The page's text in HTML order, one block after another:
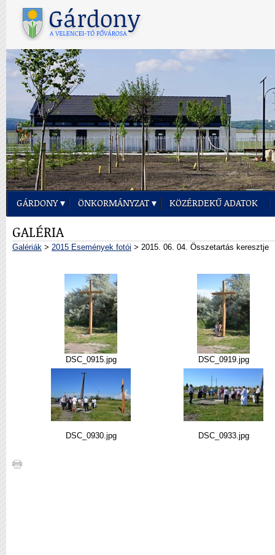
GÁRDONY ÖNKORMÁNYZAT KÖZÉRDEKŰ ADATOK
GALÉRIA
Galériák > 2015 Események fotói > 2015. 06. 04. Összetartás keresztje
DSC_0915.jpg DSC_0919.jpg
DSC_0930.jpg DSC_0933.jpg